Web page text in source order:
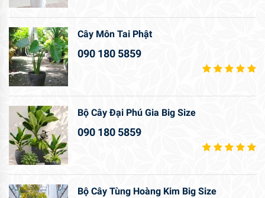
Cây Môn Tai Phật
090 180 5859
Bộ Cây Đại Phú Gia Big Size
090 180 5859
Bộ Cây Tùng Hoàng Kim Big Size